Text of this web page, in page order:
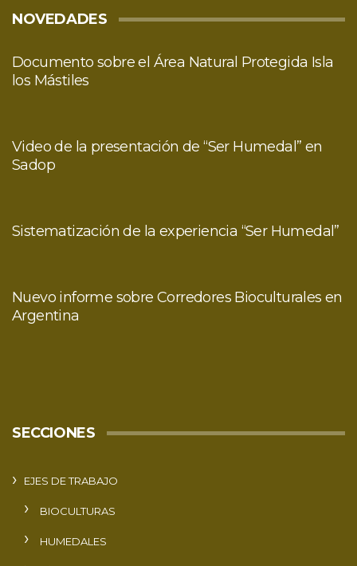
NOVEDADES
Documento sobre el Área Natural Protegida Isla
los Mástiles
Video de la presentación de “Ser Humedal” en
Sadop
Sistematización de la experiencia “Ser Humedal”
Nuevo informe sobre Corredores Bioculturales en
Argentina
SECCIONES
EJES DE TRABAJO
BIOCULTURAS
HUMEDALES